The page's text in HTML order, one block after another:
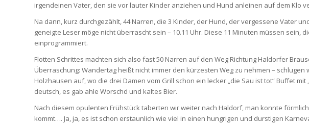
irgendeinen Vater, den sie vor lauter Kinder anziehen und Hund anleinen auf dem Klo
Na dann, kurz durchgezählt, 44 Narren, die 3 Kinder, der Hund, der vergessene Vater
geneigte Leser möge nicht überrascht sein – 10.11 Uhr. Diese 11 Minuten müssen sein,
einprogrammiert.
Flotten Schrittes machten sich also fast 50 Narren auf den Weg Richtung Haldorfer
Überraschung: Wandertag heißt nicht immer den kürzesten Weg zu nehmen –
Holzhausen auf, wo die drei Damen vom Grill schon ein lecker „die Sau ist tot“ Buffet
deutsch, es gab ahle Worschd und kaltes Bier.
Nach diesem opulenten Frühstück taberten wir weiter nach Haldorf, man konnte
kommt…. Ja, ja, es ist schon erstaunlich wie viel in einen hungrigen und durstigen